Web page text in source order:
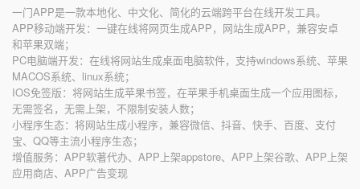
一门APP是一款本地化、中文化、简化的云端跨平台在线开发工具。
APP移动端开发：一键在线将网页生成APP，网站生成APP，兼容安卓
和苹果双端；
PC电脑端开发：在线将网站生成桌面电脑软件，支持windows系统、苹果
MACOS系统、linux系统；
IOS免签版：将网站生成苹果书签，在苹果手机桌面生成一个应用图标，
无需签名，无需上架，不限制安装人数；
小程序生态：将网站生成小程序，兼容微信、抖音、快手、百度、支付
宝、QQ等主流小程序生态；
增值服务：APP软著代办、APP上架appstore、APP上架谷歌、APP上架
应用商店、APP广告变现